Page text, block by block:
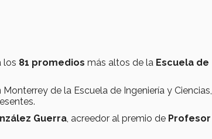
los 81 promedios más altos de la Escuela de
de la Escuela de Ingeniería y Ciencias,
Guerra, acreedor al premio de Profesor